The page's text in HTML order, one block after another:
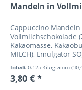
Mandeln in
Cappuccino
Vollmilchschokolade
Kakaomasse,
MILCH), Emulgator
Inhalt0.125 Kilogramm
3,80 € *